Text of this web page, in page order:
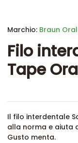
Marchio: Braun Oral
Filo
Tape
Il filo interdentale
alla norma e aiuta
Gusto menta.